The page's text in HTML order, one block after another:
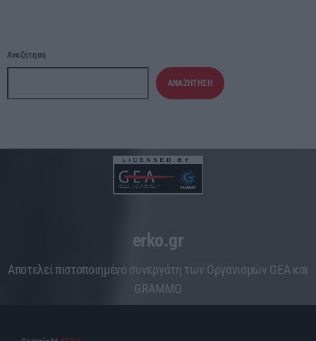
Αναζήτηση
ΑΝΑΖΉΤΗΣΗ
erko.gr
Aποτελεί πιστοποιημένο συνεργάτη των Οργανισμών GEA και
GRAMMO